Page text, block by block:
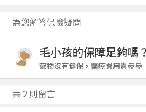
為您解答保險疑問
毛小孩的保障足夠嗎？
寵物沒有健保，醫療費用貴參參
共 2 則留言